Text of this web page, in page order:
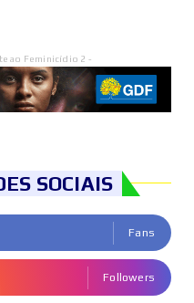
ao Feminicídio 2 -
SOCIAIS
Fans
Followers